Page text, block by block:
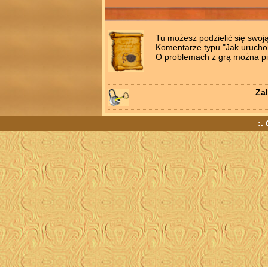
Tu możesz podzielić się
Komentarze typu "Jak
O problemach z grą można
:.